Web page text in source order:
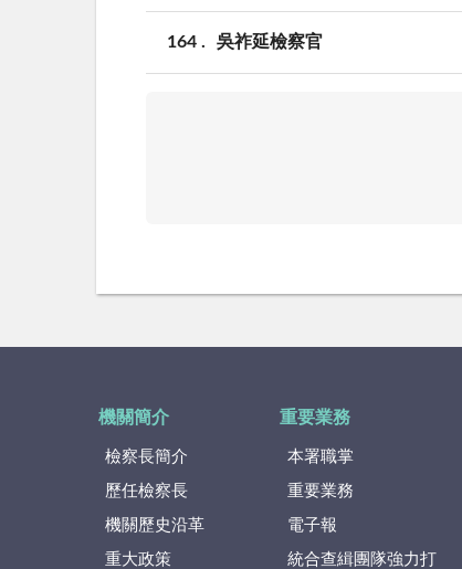
164 吳祚延檢察官
機關簡介
檢察長簡介
歷任檢察長
機關歷史沿革
重大政策
重要業務
本署職掌
重要業務
電子報
統合查緝團隊強力打